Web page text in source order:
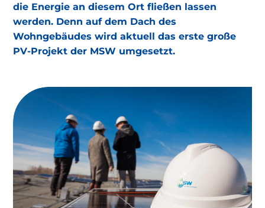
Meißener Stadtwerke
die Energie an diesem Ort fließen lassen
werden. Denn auf dem Dach des
Wohngebäudes wird aktuell das erste große
PV-Projekt der MSW umgesetzt.